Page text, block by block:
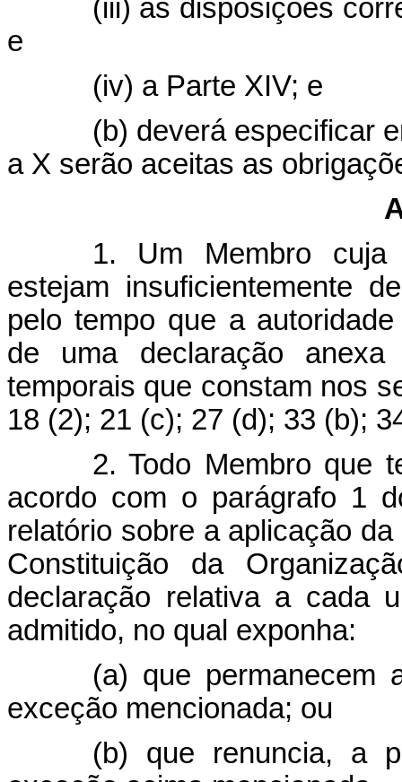
(iii) as disposições
e
(iv) a Parte XIV; e
(b) deverá especificar
a X serão aceitas as
1. Um Membro cuja
estejam insuficientemente
pelo tempo que a
de uma declaração
temporais que constam nos
18 (2); 21 (c); 27 (d); 33 (b);
2. Todo Membro que
acordo com o parágrafo 1
relatório sobre a aplicação
Constituição da
declaração relativa a cada
admitido, no qual exponha:
(a) que permanecem
exceção mencionada; ou
(b) que renuncia, a